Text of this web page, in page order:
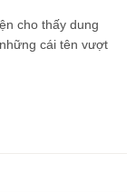
cho thấy dung
cái tên vượt